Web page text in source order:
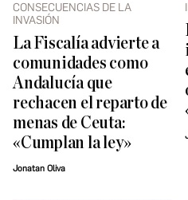
CONSECUENCIAS DE LA
INVASIÓN
La Fiscalía advierte a
comunidades como
Andalucía que
rechacen el reparto de
menas de Ceuta:
«Cumplan la ley»
Jonatan Oliva